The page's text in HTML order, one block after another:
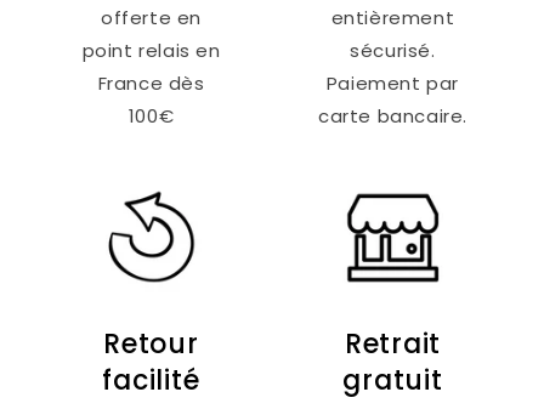
offerte en
point relais en
France dès
100€
entièrement
sécurisé.
Paiement par
carte bancaire.
Retour
facilité
Retrait
gratuit